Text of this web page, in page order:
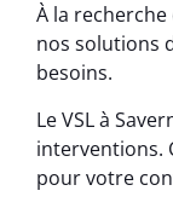
À la recherche
nos solutions
besoins.
Le VSL à
interventions.
pour votre